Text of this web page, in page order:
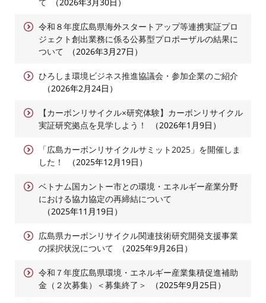
て
2026年3月30日
令和８年度広島県海外スタートアップ等連携実証プロ
ジェクト創出業務に係る公募型プロポーザルの結果に
ついて
2026年3月27日
ひろしま環境ビジネス推進協議会・参加企業のご紹介
2026年2月24日
【カーボンリサイクル×研究体験】カーボンリサイクル
実証研究拠点を見学しよう！
2026年1月9日
「広島カーボンリサイクルサミット2025」を開催しま
した！
2025年12月19日
ベトナム国カントー市との環境・エネルギー産業分野
における協力協定の再締結について
2025年11月19日
広島県カーボンリサイクル関連技術研究開発支援事業
の採択状況について
2025年9月26日
令和７年度広島県環境・エネルギー産業集積促進補助
金（２次募集）＜募集終了＞
2025年9月25日